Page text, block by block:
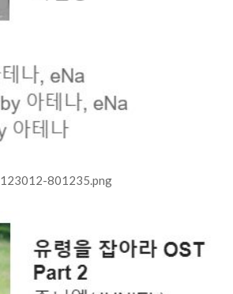
123012-801235.png